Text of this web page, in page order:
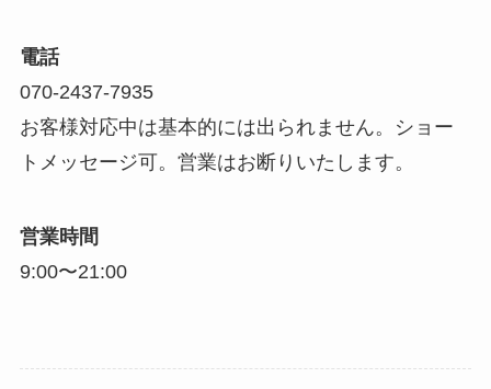
電話
070-2437-7935
お客様対応中は基本的には出られません。ショー
トメッセージ可。営業はお断りいたします。
営業時間
9:00〜21:00